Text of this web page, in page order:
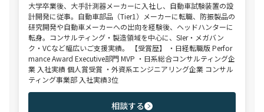
大学卒業後、大手計測器メーカーに入社し、自動車試験装置の設
計開発に従事。自動車部品（Tier1）メーカーに転職、防振製品の
研究開発や自動車メーカーへの出向を経験後、ヘッドハンターに
転身。コンサルティング・製造領域を中心に、SIer・メガバン
ク・VCなど幅広いご支援実績。 【受賞歴】 ・日経転職版 Perfor
mance Award Executive部門 MVP ・日系総合コンサルティング企
業 入社実績 個人賞受賞 ・外資系エンジニアリング企業 コンサル
ティング事業部 入社実績3位
相談する